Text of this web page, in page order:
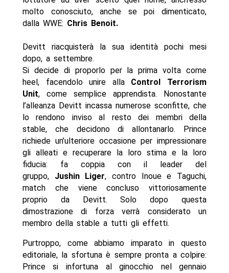
molto conosciuto, anche se poi dimenticato,
dalla WWE: Chris Benoit.
Devitt riacquisterà la sua identità pochi mesi
dopo, a settembre.
Si decide di proporlo per la prima volta come
heel, facendolo unire alla Control Terrorism
Unit, come semplice apprendista. Nonostante
l’alleanza Devitt incassa numerose sconfitte, che
lo rendono inviso al resto dei membri della
stable, che decidono di allontanarlo. Prince
richiede un’ulteriore occasione per impressionare
gli alleati e recuperare la loro stima e la loro
fiducia: fa coppia con il leader del
gruppo, Jushin Liger, contro Inoue e Taguchi,
match che viene concluso vittoriosamente
proprio da Devitt. Solo dopo questa
dimostrazione di forza verrà considerato un
membro della stable a tutti gli effetti.
Purtroppo, come abbiamo imparato in questo
editoriale, la sfortuna è sempre pronta a colpire:
Prince si infortuna al ginocchio nel gennaio